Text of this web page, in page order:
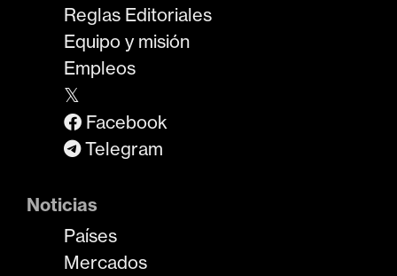
Reglas Editoriales
Equipo y misión
Empleos
𝕏
Facebook
Telegram
Noticias
Países
Mercados